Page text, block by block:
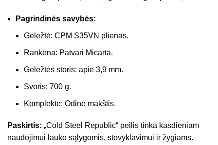
Pagrindinės savybės:
Geležtė: CPM S35VN plienas.
Rankena: Patvari Micarta.
Geležtės storis: apie 3,9 mm.
Svoris: 700 g.
Komplekte: Odinė makštis.
Paskirtis: „Cold Steel Republic“ peilis tinka kasdieniam
naudojimui lauko sąlygomis, stovyklavimui ir žygiams.